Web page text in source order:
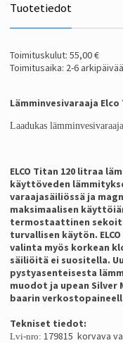
Tuotetiedot
Toimituskulut: 55,00 €
Toimitusaika: 2-6 arkipäivää
Lämminvesivaraaja
Laadukas
ELCO Titan 120 litraa
käyttöveden
varaajasäiliössä ja
maksimaalisen
termostaattinen
turvallisen käytön.
valinta myös korkean
säiliöitä ei suositella.
pystyasenteisesta
muodot ja upean Silver
baarin
Tekniset tiedot:
Lvi-nro: 179815 korvava